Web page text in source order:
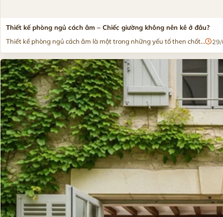
Thiết kế phòng ngủ cách âm – Chiếc giường không nên kê ở đâu?
Thiết kế phòng ngủ cách âm là một trong những yếu tố then chốt...